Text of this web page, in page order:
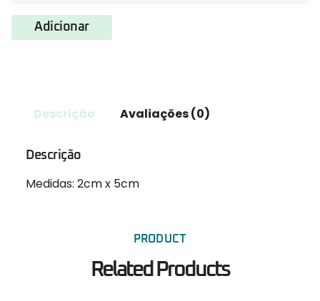
Adicionar
Descrição Avaliações (0)
Descrição
Medidas: 2cm x 5cm
PRODUCT
Related Products